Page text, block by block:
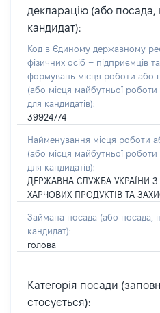
декларацію (або посада,
кандидат):
Код в Єдиному державному
фізичних осіб – підприємців
формувань місця роботи або
(або місця майбутньої
для кандидатів):
39924774
Найменування місця роботи
(або місця майбутньої
для кандидатів):
ДЕРЖАВНА СЛУЖБА УКРАЇНИ З
ХАРЧОВИХ ПРОДУКТІВ ТА
Займана посада (або посада,
кандидат):
голова
Категорія посади
стосується):